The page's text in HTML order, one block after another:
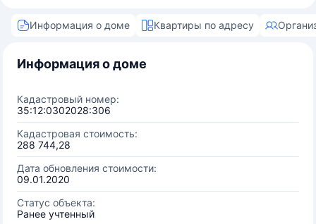
Информация о доме Квартиры по адресу
Информация о доме
Кадастровый номер:
35:12:0302028:306
Кадастровая стоимость:
288 744,28
Дата обновления стоимости:
09.01.2020
Статус объекта:
Ранее учтенный